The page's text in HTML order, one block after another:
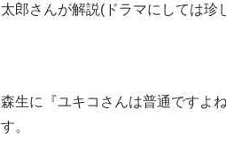
太郎さんが解説(ドラマにしては珍
森生に『ユキコさんは普通ですよ
す。